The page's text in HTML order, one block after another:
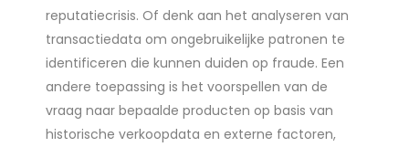
reputatiecrisis. Of denk aan het analyseren van
transactiedata om ongebruikelijke patronen te
identificeren die kunnen duiden op fraude. Een
andere toepassing is het voorspellen van de
vraag naar bepaalde producten op basis van
historische verkoopdata en externe factoren,